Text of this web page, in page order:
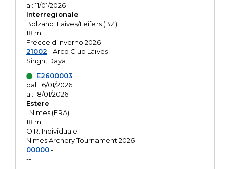
al: 11/01/2026
Interregionale
Bolzano: Laives/Leifers (BZ)
18 m
Frecce d’inverno 2026
21002 - Arco Club Laives
Singh, Daya
E2600003
dal: 16/01/2026
al: 18/01/2026
Estere
: Nimes (FRA)
18 m
O.R. Individuale
Nimes Archery Tournament 2026
00000-
--